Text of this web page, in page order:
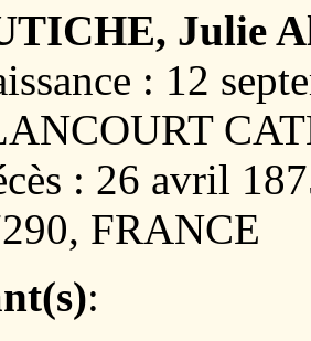
Julie
: 12
: 26 avril
FRANCE
: